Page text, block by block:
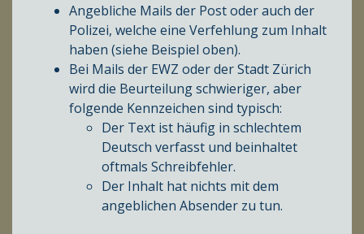
Angebliche Mails der Post oder auch der
Polizei, welche eine Verfehlung zum Inhalt
haben (siehe Beispiel oben).
Bei Mails der EWZ oder der Stadt Zürich
wird die Beurteilung schwieriger, aber
folgende Kennzeichen sind typisch:
Der Text ist häufig in schlechtem
Deutsch verfasst und beinhaltet
oftmals Schreibfehler.
Der Inhalt hat nichts mit dem
angeblichen Absender zu tun.